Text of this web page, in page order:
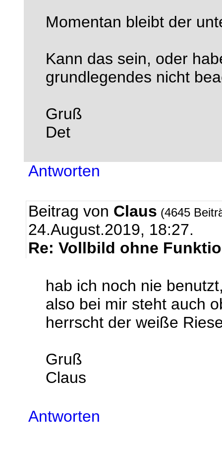
Momentan bleibt der
Kann das sein, oder
grundlegendes nicht
Gruß
Det
Antworten
Beitrag von Claus (4645
24.August.2019, 18:27.
Re: Vollbild ohne
hab ich noch nie
also bei mir steht auch
herrscht der weiße
Gruß
Claus
Antworten